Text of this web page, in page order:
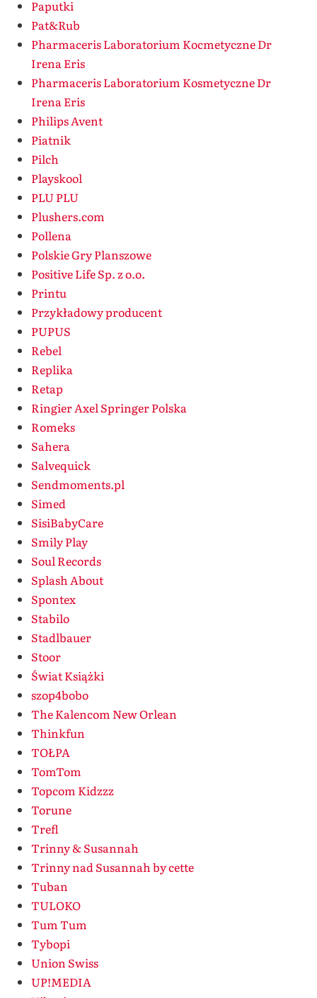
Paputki
Pat&Rub
Pharmaceris Laboratorium Kocmetyczne Dr
Irena Eris
Pharmaceris Laboratorium Kosmetyczne Dr
Irena Eris
Philips Avent
Piatnik
Pilch
Playskool
PLU PLU
Plushers.com
Pollena
Polskie Gry Planszowe
Positive Life Sp. z o.o.
Printu
Przykładowy producent
PUPUS
Rebel
Replika
Retap
Ringier Axel Springer Polska
Romeks
Sahera
Salvequick
Sendmoments.pl
Simed
SisiBabyCare
Smily Play
Soul Records
Splash About
Spontex
Stabilo
Stadlbauer
Stoor
Świat Książki
szop4bobo
The Kalencom New Orlean
Thinkfun
TOŁPA
TomTom
Topcom Kidzzz
Torune
Trefl
Trinny & Susannah
Trinny nad Susannah by cette
Tuban
TULOKO
Tum Tum
Tybopi
Union Swiss
UP!MEDIA